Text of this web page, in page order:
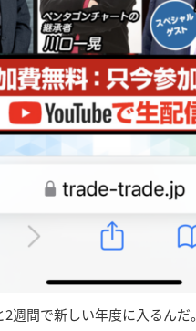
週間で新しい年度に入るんだ。